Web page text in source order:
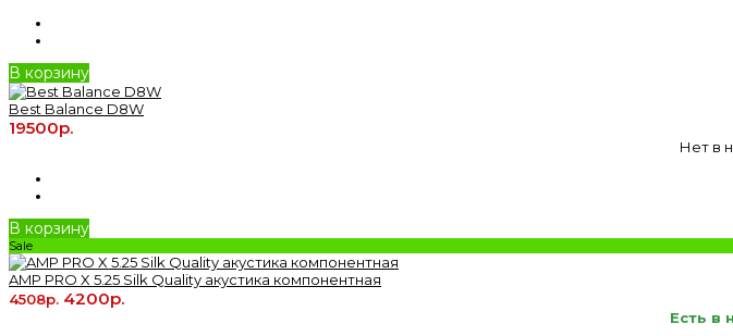
В корзину
Best Balance D8W
19500р.
Нет в
В корзину
Sale
AMP PRO X 5.25 Silk Quality акустика компонентная
4508р. 4200р.
Есть в